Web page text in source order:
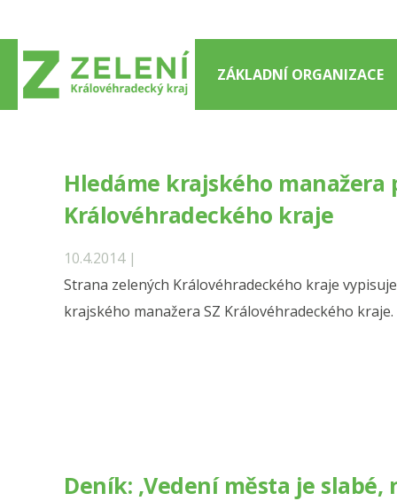
k
obsahu
webu
ZÁKLADNÍ ORGANIZACE
Hledáme krajského manažera
Královéhradeckého kraje
10.4.2014 |
Strana zelených Královéhradeckého kraje
krajského manažera SZ Královéhradeckého kraje.
Deník: ‚Vedení města je slabé,